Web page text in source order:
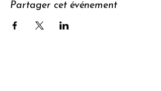
Partager cet événement